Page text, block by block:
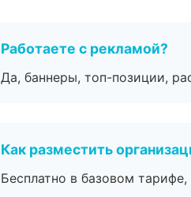
Работаете с рекламой?
Да, баннеры, топ-позиции,
Как разместить
Бесплатно в базовом